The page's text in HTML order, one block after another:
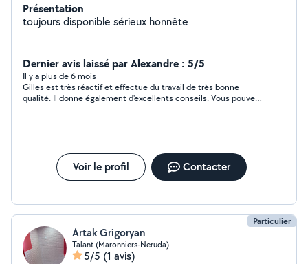
Présentation
toujours disponible sérieux honnête
Dernier avis laissé par Alexandre : 5/5
Il y a plus de 6 mois
Gilles est très réactif et effectue du travail de très bonne
qualité. Il donne également d'excellents conseils. Vous pouvez
Voir le profil Contacter
Particulier
Artak Grigoryan
Talant (Maronniers-Neruda)
5/5 (1 avis)